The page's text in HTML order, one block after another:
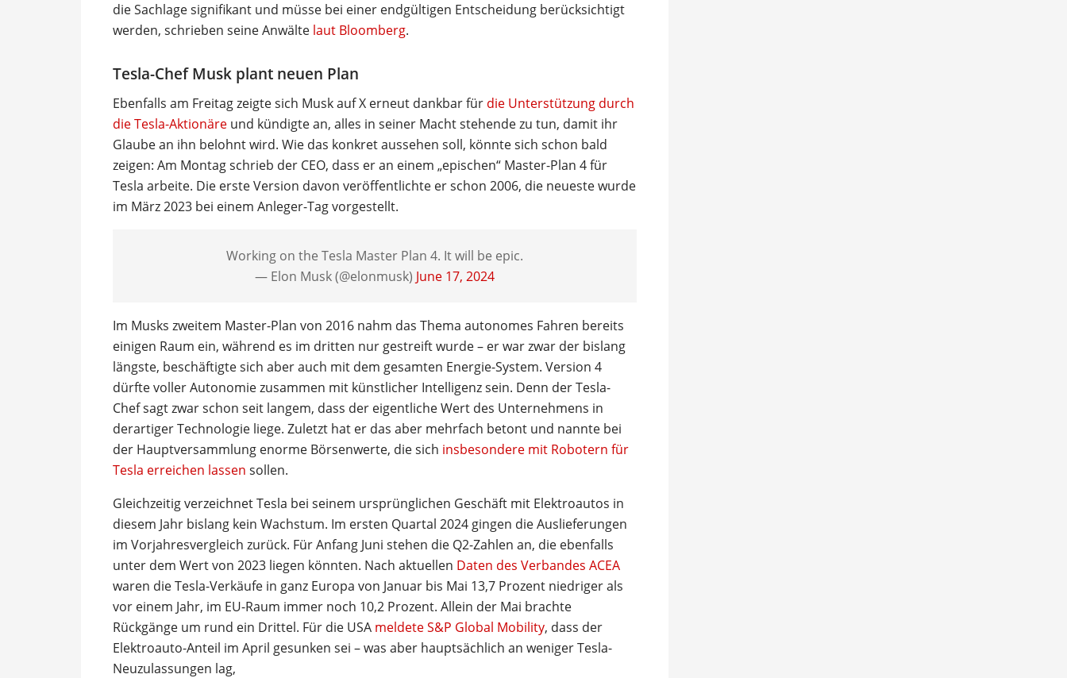
die Sachlage signifikant und müsse bei einer endgültigen Entscheidung berücksichtigt
werden, schrieben seine Anwälte laut Bloomberg.
Tesla-Chef Musk plant neuen Plan
Ebenfalls am Freitag zeigte sich Musk auf X erneut dankbar für die Unterstützung durch
die Tesla-Aktionäre und kündigte an, alles in seiner Macht stehende zu tun, damit ihr
Glaube an ihn belohnt wird. Wie das konkret aussehen soll, könnte sich schon bald
zeigen: Am Montag schrieb der CEO, dass er an einem „epischen“ Master-Plan 4 für
Tesla arbeite. Die erste Version davon veröffentlichte er schon 2006, die neueste wurde
im März 2023 bei einem Anleger-Tag vorgestellt.
Working on the Tesla Master Plan 4. It will be epic.
— Elon Musk (@elonmusk) June 17, 2024
Im Musks zweitem Master-Plan von 2016 nahm das Thema autonomes Fahren bereits
einigen Raum ein, während es im dritten nur gestreift wurde – er war zwar der bislang
längste, beschäftigte sich aber auch mit dem gesamten Energie-System. Version 4
dürfte voller Autonomie zusammen mit künstlicher Intelligenz sein. Denn der Tesla-
Chef sagt zwar schon seit langem, dass der eigentliche Wert des Unternehmens in
derartiger Technologie liege. Zuletzt hat er das aber mehrfach betont und nannte bei
der Hauptversammlung enorme Börsenwerte, die sich insbesondere mit Robotern für
Tesla erreichen lassen sollen.
Gleichzeitig verzeichnet Tesla bei seinem ursprünglichen Geschäft mit Elektroautos in
diesem Jahr bislang kein Wachstum. Im ersten Quartal 2024 gingen die Auslieferungen
im Vorjahresvergleich zurück. Für Anfang Juni stehen die Q2-Zahlen an, die ebenfalls
unter dem Wert von 2023 liegen könnten. Nach aktuellen Daten des Verbandes ACEA
waren die Tesla-Verkäufe in ganz Europa von Januar bis Mai 13,7 Prozent niedriger als
vor einem Jahr, im EU-Raum immer noch 10,2 Prozent. Allein der Mai brachte
Rückgänge um rund ein Drittel. Für die USA meldete S&P Global Mobility, dass der
Elektroauto-Anteil im April gesunken sei – was aber hauptsächlich an weniger Tesla-
Neuzulassungen lag,